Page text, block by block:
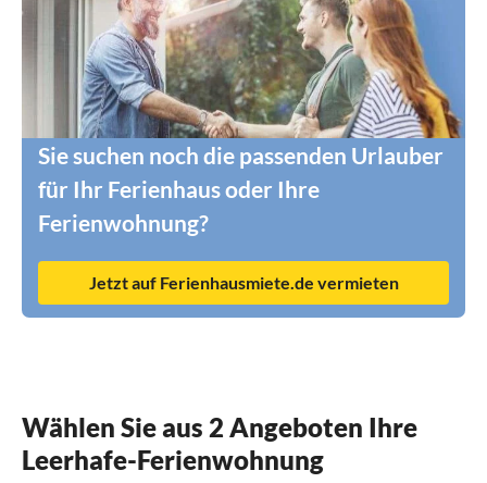
Sie suchen noch die passenden Urlauber
für Ihr Ferienhaus oder Ihre
Ferienwohnung?
Jetzt auf Ferienhausmiete.de vermieten
Wählen Sie aus 2 Angeboten Ihre
Leerhafe-Ferienwohnung